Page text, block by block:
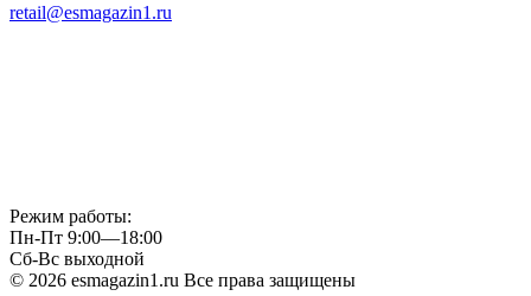
retail@esmagazin1.ru
Режим работы:
Пн-Пт 9:00—18:00
Сб-Вс выходной
© 2026 esmagazin1.ru Все права защищены